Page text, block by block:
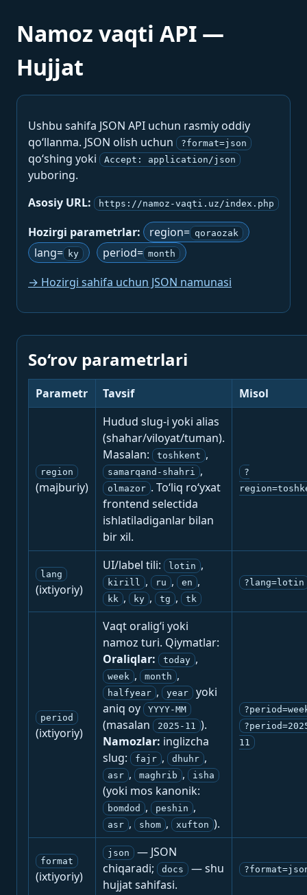
Namoz vaqti API —
Hujjat
Ushbu sahifa JSON API uchun rasmiy oddiy
qo‘llanma. JSON olish uchun
?format=json
qo‘shing yoki Accept: application/json
yuboring.
Asosiy URL:
https://namoz-vaqti.uz/index.php
Hozirgi parametrlar: region= qoraozak
lang= ky period= month
→ Hozirgi sahifa uchun JSON namunasi
So‘rov parametrlari
Parametr Tavsif Misol
region
(majburiy)
Hudud slug-i yoki alias
(shahar/viloyat/tuman).
Masalan:
toshkent ,
samarqand-shahri ,
olmazor . To‘liq ro‘yxat
frontend selectida
ishlatiladiganlar bilan
bir xil.
?
lang
(ixtiyoriy)
UI/label tili: lotin ,
kirill , ru , en ,
kk , ky , tg , tk
?lang=lotin
period
(ixtiyoriy)
Vaqt oralig‘i yoki
namoz turi. Qiymatlar:
Oraliqlar:
today ,
week , month ,
halfyear , year
yoki
aniq oy
YYYY-MM
(masalan 2025-11 ).
Namozlar: inglizcha
slug:
fajr , dhuhr ,
asr , maghrib , isha
(yoki mos kanonik:
bomdod , peshin ,
asr , shom , xufton ).
11
format
(ixtiyoriy)
json
— JSON
chiqaradi;
docs
— shu
hujjat sahifasi.